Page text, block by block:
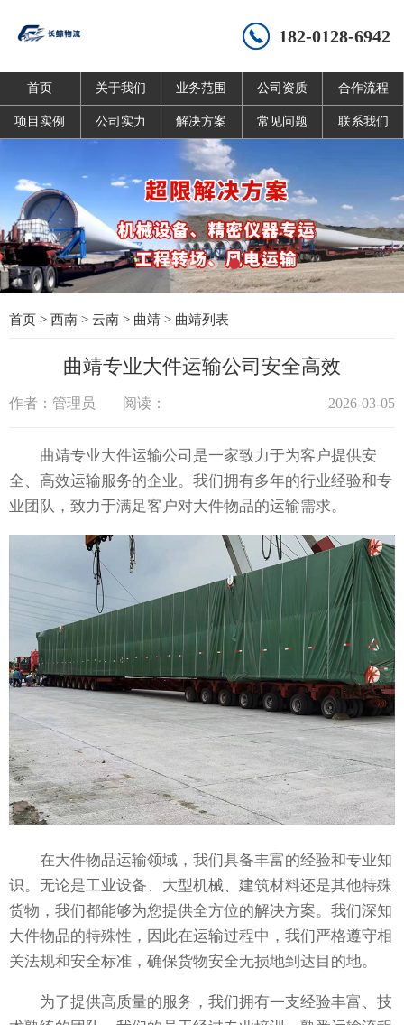
182-0128-6942
首页 关于我们 业务范围 公司资质 合作流程
项目实例 公司实力 解决方案 常见问题 联系我们
首页 > 西南 > 云南 > 曲靖 > 曲靖列表
曲靖专业大件运输公司安全高效
作者：管理员 阅读： 2026-03-05
曲靖专业大件运输公司是一家致力于为客户提供安
全、高效运输服务的企业。我们拥有多年的行业经验和专
业团队，致力于满足客户对大件物品的运输需求。
在大件物品运输领域，我们具备丰富的经验和专业知
识。无论是工业设备、大型机械、建筑材料还是其他特殊
货物，我们都能够为您提供全方位的解决方案。我们深知
大件物品的特殊性，因此在运输过程中，我们严格遵守相
关法规和安全标准，确保货物安全无损地到达目的地。
为了提供高质量的服务，我们拥有一支经验丰富、技